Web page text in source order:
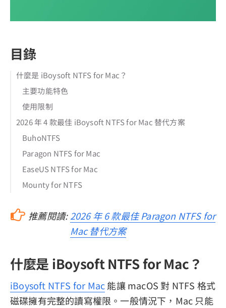
目錄
什麼是 iBoysoft NTFS for Mac？
主要功能特色
使用限制
2026 年 4 款最佳 iBoysoft NTFS for Mac 替代方案
BuhoNTFS
Paragon NTFS for Mac
EaseUS NTFS for Mac
Mounty for NTFS
推薦閱讀: 2026 年 6 款最佳 Paragon NTFS for
Mac 替代方案
什麼是 iBoysoft NTFS for Mac？
iBoysoft NTFS for Mac能讓 macOS 對 NTFS 格式
磁碟擁有完整的讀寫權限。一般情況下，Mac 只能